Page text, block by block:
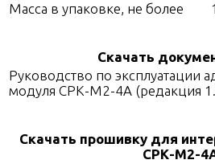
Масса в упаковке, не более
Скачать
Руководство по эксплуатации
модуля СРК-М2-4A (редакция
Скачать прошивку для
СРК-М2-